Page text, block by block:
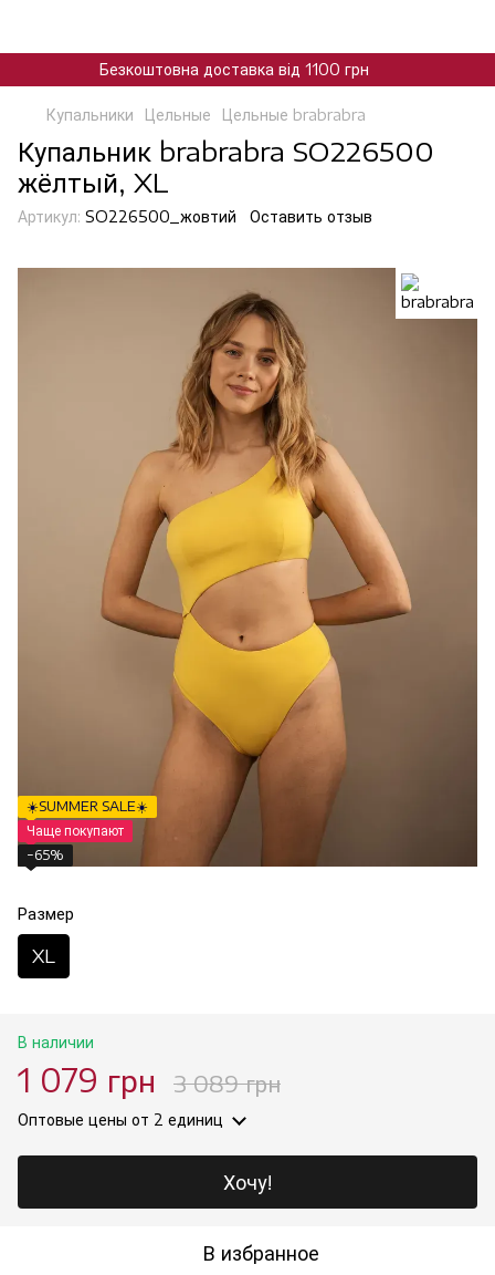
Безкоштовна доставка від 1100 грн
Купальники Цельные Цельные brabrabra
Купальник brabrabra SO226500
жёлтый, XL
Артикул: SO226500_жовтий Оставить отзыв
☀️SUMMER SALE☀️
Чаще покупают
−65%
Размер
XL
В наличии
1 079 грн 3 089 грн
Оптовые цены от 2 единиц
Хочу!
В избранное